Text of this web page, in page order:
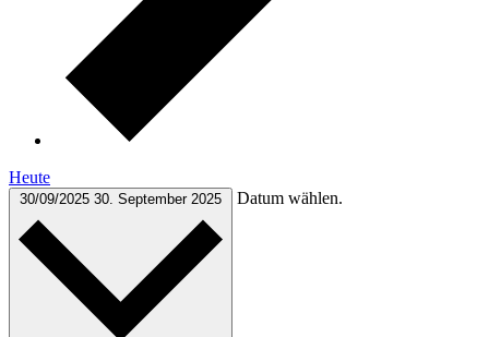
Heute
30/09/2025 30. September 2025 Datum wählen.